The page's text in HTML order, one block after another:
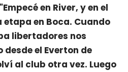
"Empecé en River, y en el
en Boca. Cuando
libertadores nos
el Everton de
al club otra vez. Luego